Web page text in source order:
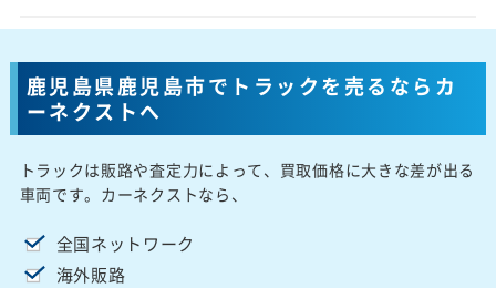
鹿児島県鹿児島市でトラックを売るならカ
ーネクストへ
トラックは販路や査定力によって、買取価格に大きな差が出る
車両です。カーネクストなら、
全国ネットワーク
海外販路